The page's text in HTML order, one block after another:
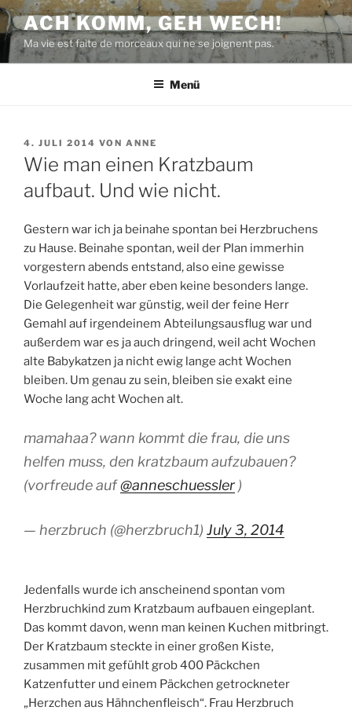
Zum
Inhalt
springen
ACH KOMM, GEH WECH!
Ma vie est faite de morceaux qui ne se joignent pas.
Menü
VERÖFFENTLICHT
AM
4. JULI 2014 VON ANNE
Wie man einen Kratzbaum
aufbaut. Und wie nicht.
Gestern war ich ja beinahe spontan bei Herzbruchens
zu Hause. Beinahe spontan, weil der Plan immerhin
vorgestern abends entstand, also eine gewisse
Vorlaufzeit hatte, aber eben keine besonders lange.
Die Gelegenheit war günstig, weil der feine Herr
Gemahl auf irgendeinem Abteilungsausflug war und
außerdem war es ja auch dringend, weil acht Wochen
alte Babykatzen ja nicht ewig lange acht Wochen
bleiben. Um genau zu sein, bleiben sie exakt eine
Woche lang acht Wochen alt.
mamahaa? wann kommt die frau, die uns
helfen muss, den kratzbaum aufzubauen?
(vorfreude auf@anneschuessler )
— herzbruch (@herzbruch1) July 3, 2014
Jedenfalls wurde ich anscheinend spontan vom
Herzbruchkind zum Kratzbaum aufbauen eingeplant.
Das kommt davon, wenn man keinen Kuchen mitbringt.
Der Kratzbaum steckte in einer großen Kiste,
zusammen mit gefühlt grob 400 Päckchen
Katzenfutter und einem Päckchen getrockneter
„Herzchen aus Hähnchenfleisch“. Frau Herzbruch